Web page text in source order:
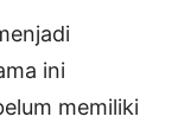
ini
memiliki